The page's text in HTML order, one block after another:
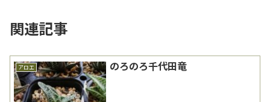
関連記事
アロエ のろのろ千代田竜